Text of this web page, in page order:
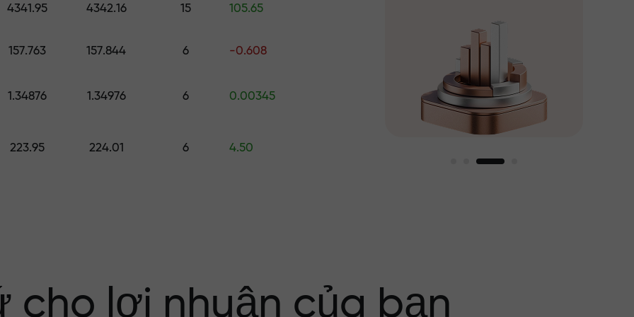
rủi ro — chúng tôi
của bạn
trên thị trường
4341.95 4342.16 15 105.65
157.763 157.844 6 -0.608
1.34876 1.34976 6 0.00345
223.95 224.01 6 4.50
cho lợi nhuận của bạn